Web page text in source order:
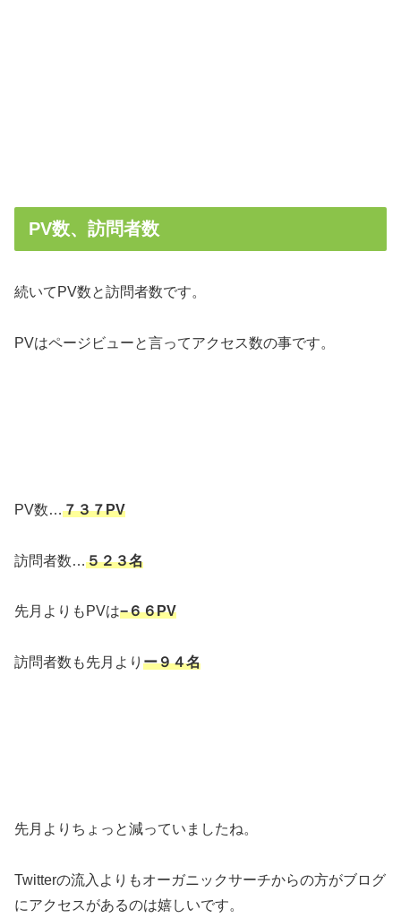
PV数、訪問者数
続いてPV数と訪問者数です。
PVはページビューと言ってアクセス数の事です。
PV数…７３７PV
訪問者数…５２３名
先月よりもPVは−６６PV
訪問者数も先月より ー９４名
先月よりちょっと減っていましたね。
Twitterの流入よりもオーガニックサーチからの方がブログ
にアクセスがあるのは嬉しいです。